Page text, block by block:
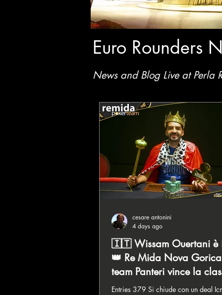
Euro Rounders
News and Blog Live atPerla
🇮🇹 Wissam Ouertani è
👑 Re Mida Nova
team Panteri vince la
squadre!
Entries 379 Si chiude con un deal
cesare antonini
4 days ago